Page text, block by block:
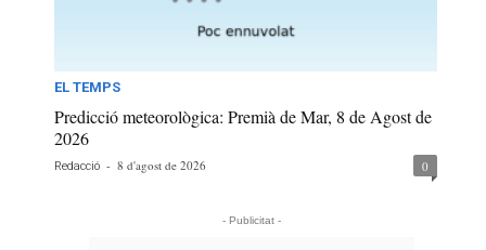
EL TEMPS
Predicció meteorològica: Premià de Mar, 8 de Agost de
2026
Redacció - 8 d'agost de 2026 0
- Publicitat -